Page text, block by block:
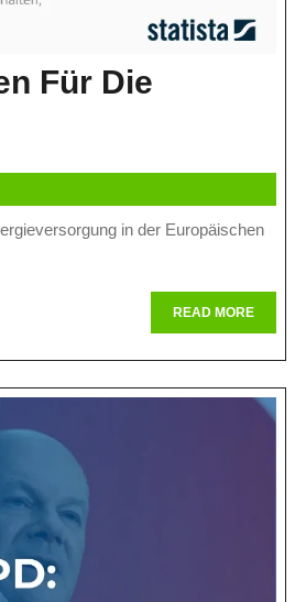
Für Die
READ MOREREAD
MORE